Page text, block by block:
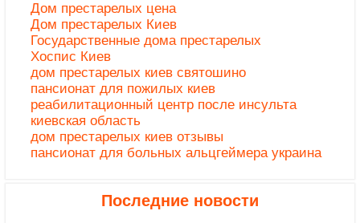
Дом престарелых цена
Дом престарелых Киев
Государственные дома престарелых
Хоспис Киев
дом престарелых киев святошино
пансионат для пожилых киев
реабилитационный центр после инсульта
киевская область
дом престарелых киев отзывы
пансионат для больных альцгеймера украина
Последние новости